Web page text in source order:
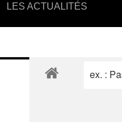
LES ACTUALITÉS